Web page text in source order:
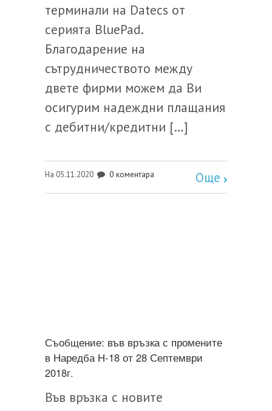
терминали на Datecs от
серията BluePad.
Благодарение на
сътрудничеството между
двете фирми можем да Ви
осигурим надеждни плащания
с дебитни/кредитни […]
На 05.11.2020 0 коментара Още
Съобщение: във връзка с промените
в Наредба Н-18 от 28 Септември
2018г.
Във връзка с новите